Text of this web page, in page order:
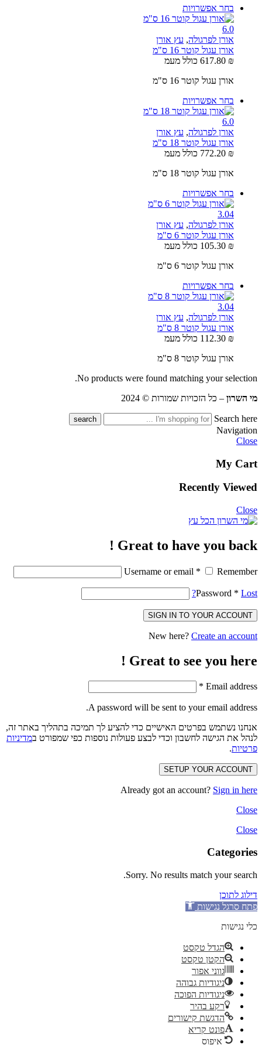
בחר אפשרויות
6.0
אורן לפרגולה, עץ אורן
אורן עגול קוטר 16 ס"מ
617.80 ₪
כולל מעמ
אורן עגול קוטר 16 ס"מ
בחר אפשרויות
6.0
אורן לפרגולה, עץ אורן
אורן עגול קוטר 18 ס"מ
772.20 ₪
כולל מעמ
אורן עגול קוטר 18 ס"מ
בחר אפשרויות
3.04
אורן לפרגולה, עץ אורן
אורן עגול קוטר 6 ס"מ
105.30 ₪
כולל מעמ
אורן עגול קוטר 6 ס"מ
בחר אפשרויות
3.04
אורן לפרגולה, עץ אורן
אורן עגול קוטר 8 ס"מ
112.30 ₪
כולל מעמ
אורן עגול קוטר 8 ס"מ
No products were found matching your selection.
מי השרון – כל הזכויות שמורות © 2024
Search here
Navigation
Close
My Cart
Recently Viewed
Close
Great to have you back !
Username or email * Remember
Password * Lost?
SIGN IN TO YOUR ACCOUNT
New here? Create an account
Great to see you here !
Email address
*
A password will be sent to your email address.
אנחנו נשתמש בפרטים האישיים כדי להציע לך תמיכה בתהליך באתר זה,
לנהל את הגישה לחשבון וכדי לבצע פעולות נוספות כפי שמפורט במדיניות
פרטיות.
SETUP YOUR ACCOUNT
Already got an account? Sign in here
Close
Close
Categories
Sorry. No results match your search.
דילוג לתוכן
פתח סרגל נגישות
כלי נגישות
הגדל טקסט
הקטן טקסט
גווני אפור
ניגודיות גבוהה
ניגודיות הפוכה
רקע בהיר
הדגשת קישורים
פונט קריא
איפוס